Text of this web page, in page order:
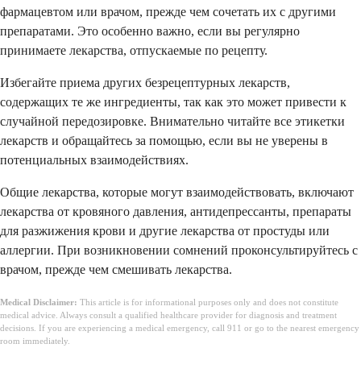
фармацевтом или врачом, прежде чем сочетать их с другими
препаратами. Это особенно важно, если вы регулярно
принимаете лекарства, отпускаемые по рецепту.
Избегайте приема других безрецептурных лекарств,
содержащих те же ингредиенты, так как это может привести к
случайной передозировке. Внимательно читайте все этикетки
лекарств и обращайтесь за помощью, если вы не уверены в
потенциальных взаимодействиях.
Общие лекарства, которые могут взаимодействовать, включают
лекарства от кровяного давления, антидепрессанты, препараты
для разжижения крови и другие лекарства от простуды или
аллергии. При возникновении сомнений проконсультируйтесь с
врачом, прежде чем смешивать лекарства.
Medical Disclaimer: This article is for informational purposes only and does not constitute
medical advice. Always consult a qualified healthcare provider for diagnosis and treatment
decisions. If you are experiencing a medical emergency, call 911 or go to the nearest emergency
room immediately.